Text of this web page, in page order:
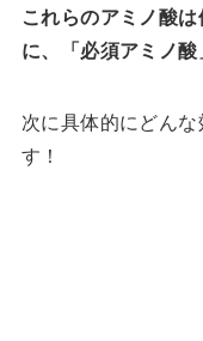
これらのアミノ酸
に、「必須アミノ酸
次に具体的にどん
す！